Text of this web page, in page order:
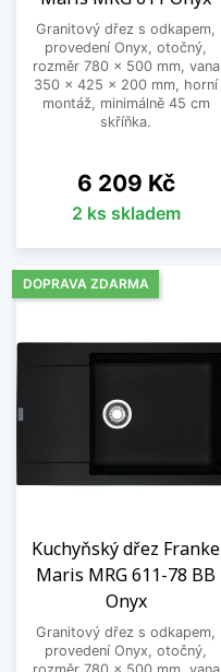
Granitový dřez s odkapem,
provedení Onyx, otočný,
rozměr 780 x 500 mm, vana
350 x 425 x 200 mm, horní
montáž, minimálně 45 cm
skříňka.
Cena
6 209 Kč
2 ks skladem
Kuchyňský dřez Franke
Maris MRG 611-78 BB
Onyx
Granitový dřez s odkapem,
provedení Onyx, otočný,
DOPRAVA ZDARMA